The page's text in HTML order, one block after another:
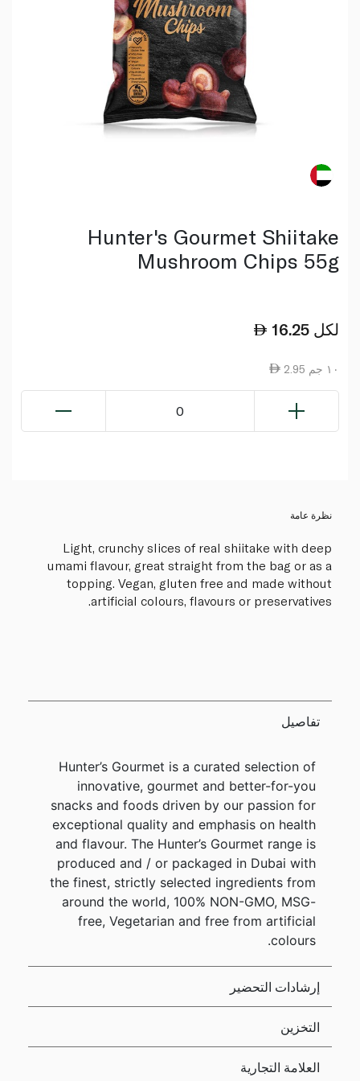
Hunter's Gourmet Shiitake
Mushroom Chips 55g
16.25 لكل
2.95 ١٠ جم
0
نظرة عامة
Light, crunchy slices of real shiitake with deep
umami flavour, great straight from the bag or as a
topping. Vegan, gluten free and made without
artificial colours, flavours or preservatives.
تفاصيل
Hunter’s Gourmet is a curated selection of
innovative, gourmet and better-for-you
snacks and foods driven by our passion for
exceptional quality and emphasis on health
and flavour. The Hunter’s Gourmet range is
produced and / or packaged in Dubai with
the finest, strictly selected ingredients from
around the world, 100% NON-GMO, MSG-
free, Vegetarian and free from artificial
colours.
إرشادات التحضير
التخزين
العلامة التجارية